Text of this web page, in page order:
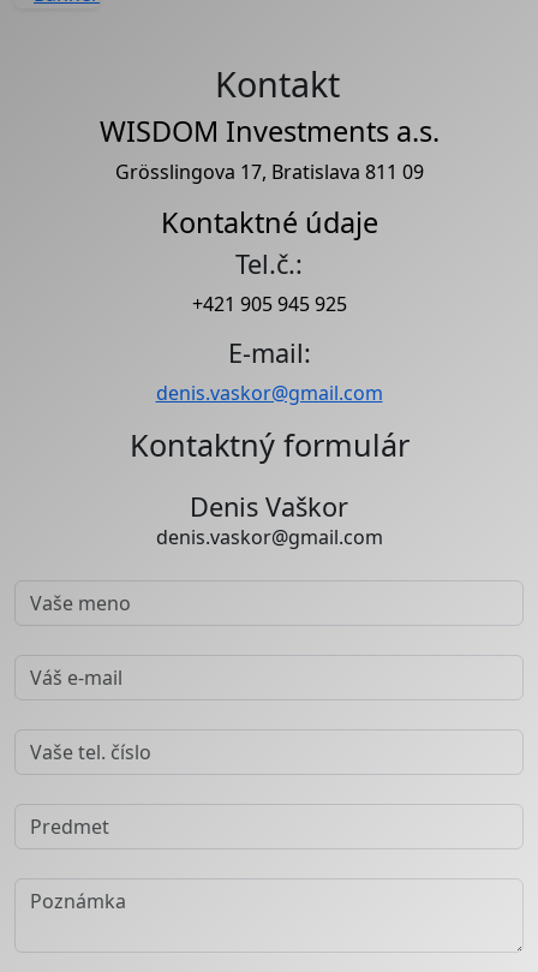
Kontakt
WISDOM Investments a.s.
Grösslingova 17, Bratislava 811 09
Kontaktné údaje
Tel.č.:
+421 905 945 925
E-mail:
denis.vaskor@gmail.com
Kontaktný formulár
Denis Vaškor
denis.vaskor@gmail.com